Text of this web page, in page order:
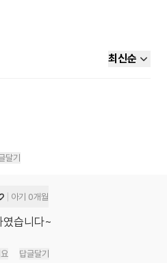
최신순
달기
아기 0개월
습니다~
답글달기